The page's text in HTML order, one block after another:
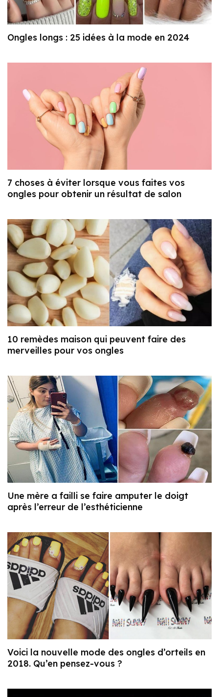
Ongles longs : 25 idées à la mode en 2024
7 choses à éviter lorsque vous faites vos
ongles pour obtenir un résultat de salon
10 remèdes maison qui peuvent faire des
merveilles pour vos ongles
Une mère a failli se faire amputer le doigt
après l’erreur de l’esthéticienne
Voici la nouvelle mode des ongles d’orteils en
2018. Qu’en pensez-vous ?